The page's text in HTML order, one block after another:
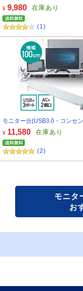
¥ 9,980 在庫あり
(1)
モニター台(USB3.0・コンセン
¥ 11,580 在庫あり
(2)
モニタ
お